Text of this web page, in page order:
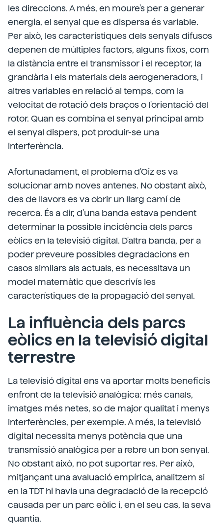
les direccions. A més, en moure's per a generar
energia, el senyal que es dispersa és variable.
Per això, les característiques dels senyals difusos
depenen de múltiples factors, alguns fixos, com
la distància entre el transmissor i el receptor, la
grandària i els materials dels aerogeneradors, i
altres variables en relació al temps, com la
velocitat de rotació dels braços o l'orientació del
rotor. Quan es combina el senyal principal amb
el senyal dispers, pot produir-se una
interferència.
Afortunadament, el problema d'Oiz es va
solucionar amb noves antenes. No obstant això,
des de llavors es va obrir un llarg camí de
recerca. És a dir, d'una banda estava pendent
determinar la possible incidència dels parcs
eòlics en la televisió digital. D'altra banda, per a
poder preveure possibles degradacions en
casos similars als actuals, es necessitava un
model matemàtic que descrivís les
característiques de la propagació del senyal.
La influència dels parcs
eòlics en la televisió digital
terrestre
La televisió digital ens va aportar molts beneficis
enfront de la televisió analògica: més canals,
imatges més netes, so de major qualitat i menys
interferències, per exemple. A més, la televisió
digital necessita menys potència que una
transmissió analògica per a rebre un bon senyal.
No obstant això, no pot suportar res. Per això,
mitjançant una avaluació empírica, analitzem si
en la TDT hi havia una degradació de la recepció
causada per un parc eòlic i, en el seu cas, la seva
quantia.